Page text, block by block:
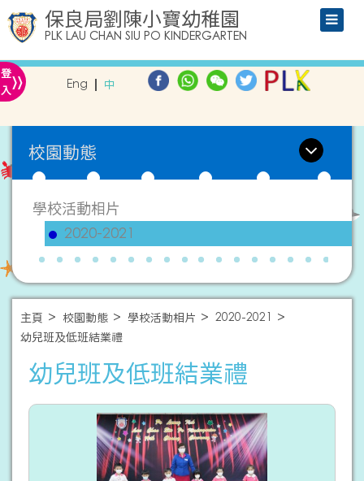
保良局劉陳小寶幼稚園
PLK LAU CHAN SIU PO KINDERGARTEN
登
入» Eng 中
校園動態
學校活動相片
2020-2021
主頁 校園動態 學校活動相片
2020-2021
幼兒班及低班結業禮
幼兒班及低班結業禮